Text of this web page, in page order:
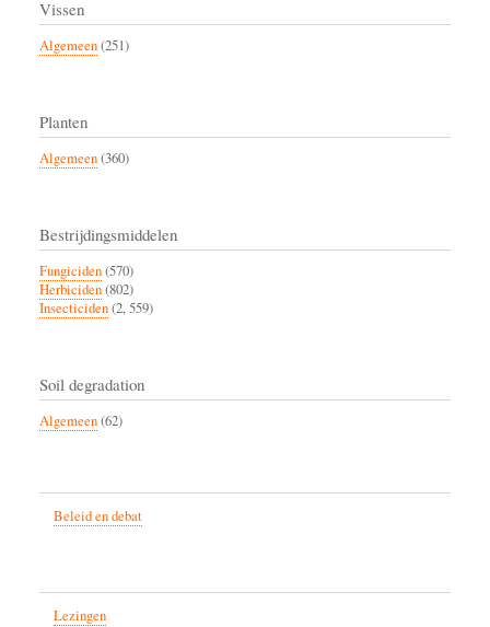
Vissen
Algemeen(251)
Planten
Algemeen(360)
Bestrijdingsmiddelen
Fungiciden(570)
Herbiciden(802)
Insecticiden(2, 559)
Soil degradation
Algemeen(62)
Beleid en debat
Lezingen